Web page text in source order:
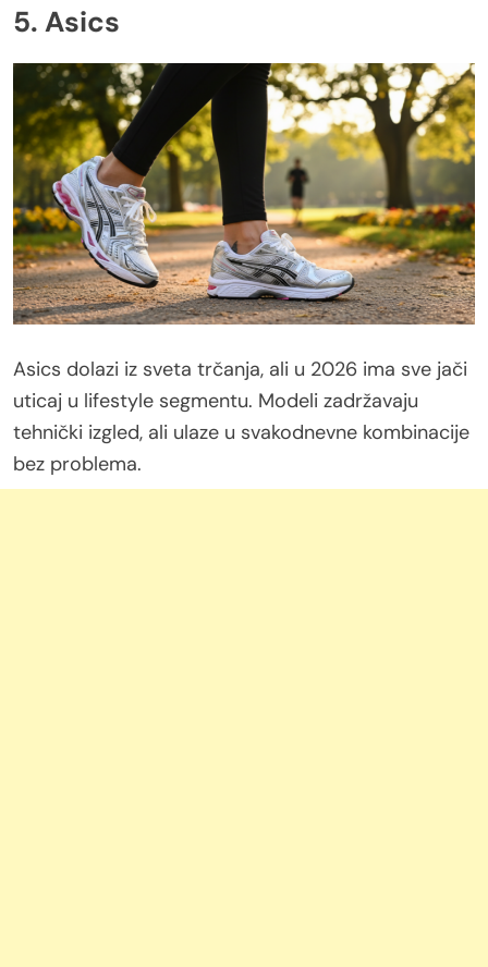
5. Asics
Asics dolazi iz sveta trčanja, ali u 2026 ima sve jači
uticaj u lifestyle segmentu. Modeli zadržavaju
tehnički izgled, ali ulaze u svakodnevne kombinacije
bez problema.